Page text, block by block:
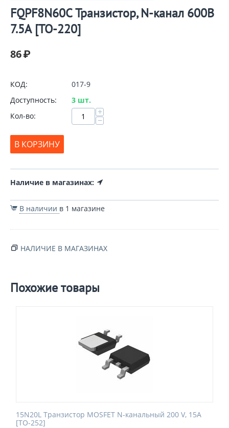
FQPF8N60C Транзистор, N-канал 600В
7.5А [TO-220]
86₽
КОД:
017-9
Доступность:
3 шт.
Кол-во:
+
−
В КОРЗИНУ
Наличие в магазинах:
В наличии в 1 магазине
НАЛИЧИЕ В МАГАЗИНАХ
Похожие товары
15N20L Транзистор MOSFET N-канальный 200 V, 15A
[TO-252]